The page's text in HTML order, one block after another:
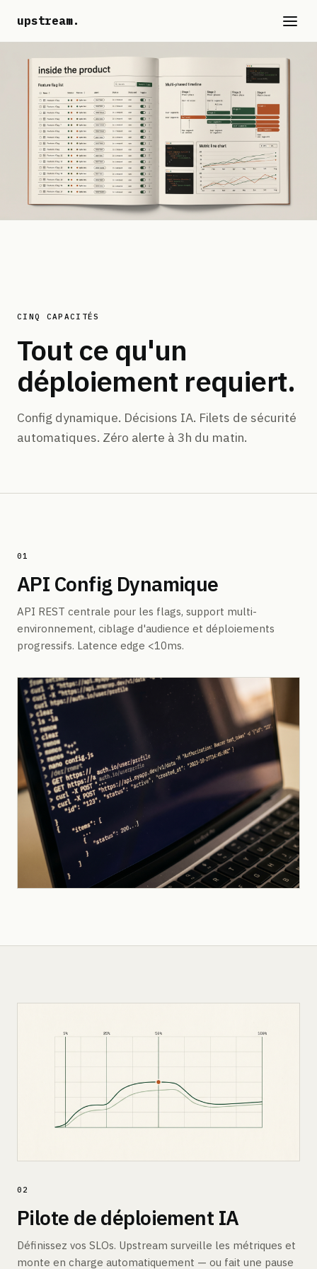
upstream.
CINQ CAPACITÉS
Tout ce qu'un
déploiement requiert.
Config dynamique. Décisions IA. Filets de sécurité
automatiques. Zéro alerte à 3h du matin.
01
API Config Dynamique
API REST centrale pour les flags, support multi-
environnement, ciblage d'audience et déploiements
progressifs. Latence edge <10ms.
02
Pilote de déploiement IA
Définissez vos SLOs. Upstream surveille les métriques et
monte en charge automatiquement — ou fait une pause